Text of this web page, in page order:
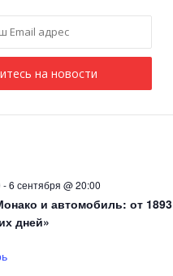
-6 сентября @ 20:00
и автомобиль: от 1893
дней»